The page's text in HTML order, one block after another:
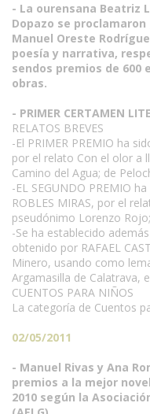
- La ourensana Beatriz
Dopazo se
Manuel Oreste
poesía y narrativa,
sendos premios de 600
obras.
- PRIMER CERTAMEN
RELATOS BREVES
-El PRIMER PREMIO ha
por el relato Con el olor a
Camino del Agua; de
-EL SEGUNDO PREMIO
ROBLES MIRAS, por el
pseudónimo Lorenzo
-Se ha establecido
obtenido por RAFAEL
Minero, usando como
Argamasilla de Calatrava,
CUENTOS PARA NIÑOS
La categoría de Cuentos
02/05/2011
- Manuel Rivas y Ana
premios a la mejor
2010 según la